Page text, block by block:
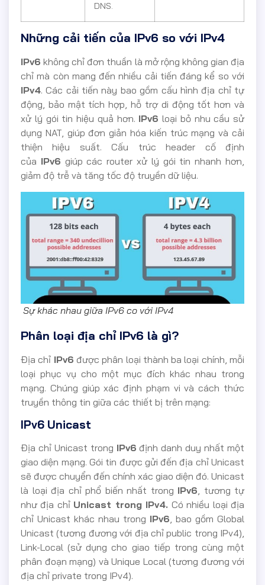
DNS.
Những cải tiến của IPv6 so với IPv4
IPv6 không chỉ đơn thuần là mở rộng không gian địa
chỉ mà còn mang đến nhiều cải tiến đáng kể so với
IPv4. Các cải tiến này bao gồm cấu hình địa chỉ tự
động, bảo mật tích hợp, hỗ trợ di động tốt hơn và
xử lý gói tin hiệu quả hơn. IPv6 loại bỏ nhu cầu sử
dụng NAT, giúp đơn giản hóa kiến trúc mạng và cải
thiện hiệu suất. Cấu trúc header cố định
của IPv6 giúp các router xử lý gói tin nhanh hơn,
giảm độ trễ và tăng tốc độ truyền dữ liệu.
Sự khác nhau giữa IPv6 co với IPv4
Phân loại địa chỉ IPv6 là gì?
Địa chỉ IPv6 được phân loại thành ba loại chính, mỗi
loại phục vụ cho một mục đích khác nhau trong
mạng. Chúng giúp xác định phạm vi và cách thức
truyền thông tin giữa các thiết bị trên mạng:
IPv6 Unicast
Địa chỉ Unicast trong IPv6 định danh duy nhất một
giao diện mạng. Gói tin được gửi đến địa chỉ Unicast
sẽ được chuyển đến chính xác giao diện đó. Unicast
là loại địa chỉ phổ biến nhất trong IPv6 , tương tự
như địa chỉ Unicast trong IPv4. Có nhiều loại địa
chỉ Unicast khác nhau trong IPv6 , bao gồm Global
Unicast (tương đương với địa chỉ public trong IPv4),
Link-Local (sử dụng cho giao tiếp trong cùng một
phân đoạn mạng) và Unique Local (tương đương với
địa chỉ private trong IPv4).